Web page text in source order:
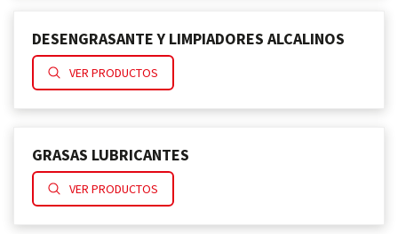
DESENGRASANTE Y LIMPIADORES ALCALINOS
VER PRODUCTOS
GRASAS LUBRICANTES
VER PRODUCTOS